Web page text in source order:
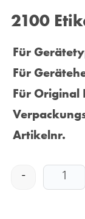
2100
Für
Für
Für Original
Artikelnr.
-